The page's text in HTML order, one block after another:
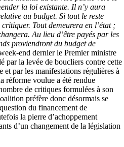
la loi existante. Il n’y aura
au budget. Si tout le reste
Tout demeurera en l’état ;
Au lieu d’être payés par les
proviendront du budget de
end dernier le Premier ministre
par la levée de boucliers contre cette
par les manifestations régulières à
réforme voulue a été rendue
de critiques formulées à son
préfère donc désormais se
du financement de
la pierre d’achoppement
d’un changement de la législation